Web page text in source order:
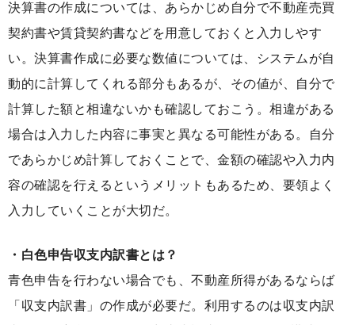
決算書の作成については、あらかじめ自分で不動産売買
契約書や賃貸契約書などを用意しておくと入力しやす
い。決算書作成に必要な数値については、システムが自
動的に計算してくれる部分もあるが、その値が、自分で
計算した額と相違ないかも確認しておこう。相違がある
場合は入力した内容に事実と異なる可能性がある。自分
であらかじめ計算しておくことで、金額の確認や入力内
容の確認を行えるというメリットもあるため、要領よく
入力していくことが大切だ。
・白色申告収支内訳書とは？
青色申告を行わない場合でも、不動産所得があるならば
「収支内訳書」の作成が必要だ。利用するのは収支内訳